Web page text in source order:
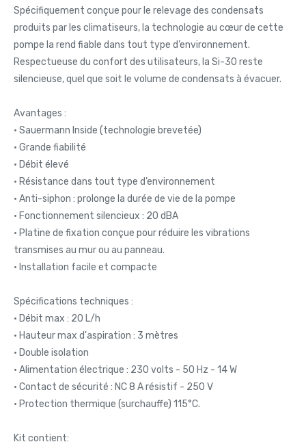
Spécifiquement conçue pour le relevage des condensats
produits par les climatiseurs, la technologie au cœur de cette
pompe la rend fiable dans tout type d’environnement.
Respectueuse du confort des utilisateurs, la Si-30 reste
silencieuse, quel que soit le volume de condensats à évacuer.
Avantages :
• Sauermann Inside (technologie brevetée)
• Grande fiabilité
• Débit élevé
• Résistance dans tout type d’environnement
• Anti-siphon : prolonge la durée de vie de la pompe
• Fonctionnement silencieux : 20 dBA
• Platine de fixation conçue pour réduire les vibrations
transmises au mur ou au panneau.
• Installation facile et compacte
Spécifications techniques :
• Débit max : 20 L/h
• Hauteur max d'aspiration : 3 mètres
• Double isolation
• Alimentation électrique : 230 volts - 50 Hz - 14 W
• Contact de sécurité : NC 8 A résistif - 250 V
• Protection thermique (surchauffe) 115°C.
Kit contient: